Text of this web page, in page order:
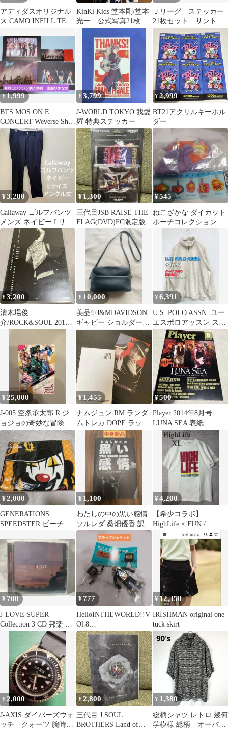
アディダスオリジナル
ス CAMO INFILL TEE
KinKi Kids 堂本剛/堂本
光一 公式写真21枚セ
Ｊリーグ ステッカー
21枚セット サントリ
ー生ビール
¥1,999
BTS MOS ON:E
CONCERT Weverse Shop
予約特典
¥3,799
J-WORLD TOKYO 我愛
羅 特典ステッカー
¥2,999
BT21アクリルキーホル
ダー
¥3,280
Callaway ゴルフパンツ
メンズ ネイビー Lサイ
ズ アンクル丈
¥1,300
三代目JSB RAISE THE
FLAG(DVD)FC限定版
¥545
ねこざかな ダイカット
ポーチコレクション
¥3,200
清木場俊
介/ROCK&SOUL 2017
¥ 10,000
美品✨J&MDAVIDSON
ギャビー ショルダーバ
ッグ 黒 クロスボディ
本革
¥6,391
U.S. POLO ASSN. ユー
エスポロアッスン スウ
ェット M グレー コッ
トン スウェット 裏起毛
無地 ワンポイント ブラ
ンドロゴ 長袖 レディー
ス
¥25,000
J-005 空条承太郎 R ジ
ョジョの奇妙な冒険
ABC abcカード 箔押し
¥1,455
ナムジュン RM ランダ
ムトレカ DOPE ラップ
モンスター BTS young
¥500
Player 2014年8月号
LUNA SEA 表紙
¥2,000
GENERATIONS
SPEEDSTER ビーチタ
¥ 1,100
わたしの中の黒い感情
ソルレダ 桑畑優香 訳
【定価1500円＋税】
¥4,200
【希少コラボ】
HighLife × FUN /
OBSESSION グラフィ
ック
¥ 700
J-LOVE SUPER
Collection 3 CD 邦楽 コ
ンピレーション
¥777
HelloINTHEWORLD!!V
Ol.8
bALAbASEBikeman17
¥ 12,350
IRISHMAN original one
tuck skirt
¥ 2,000
J-AXIS ダイバーズウォ
ッチ クォーツ 腕時計
¥2,800
三代目 J SOUL
BROTHERS Land of
¥ 1,380
総柄シャツ レトロ 幾何
学模様 総柄 オーバー